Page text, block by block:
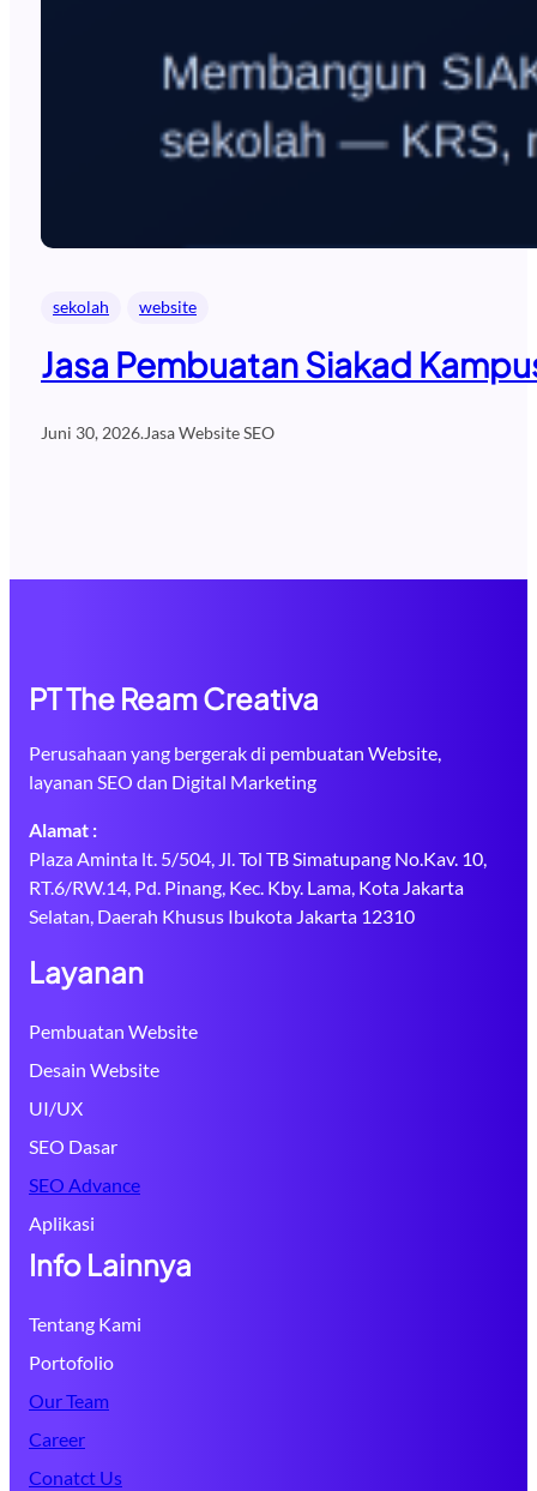
sekolah website
Jasa Pembuatan Siakad
Juni 30, 2026.Jasa Website SEO
PT The Ream Creativa
Perusahaan yang bergerak di pembuatan Website,
layanan SEO dan Digital Marketing
Alamat :
Plaza Aminta lt. 5/504, Jl. Tol TB Simatupang No.Kav. 10,
RT.6/RW.14, Pd. Pinang, Kec. Kby. Lama, Kota Jakarta
Selatan, Daerah Khusus Ibukota Jakarta 12310
Layanan
Pembuatan Website
Desain Website
UI/UX
SEO Dasar
SEO Advance
Aplikasi
Info Lainnya
Tentang Kami
Portofolio
Our Team
Career
Conatct Us